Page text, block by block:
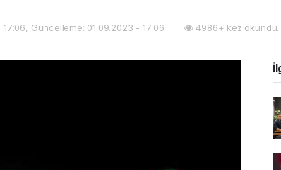
17:06, Güncelleme: 01.09.2023 - 17:06 4986+ kez okundu.